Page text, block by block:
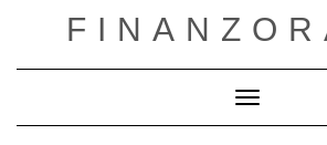
Cambiar